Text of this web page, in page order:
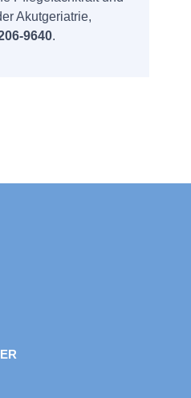
Akutgeriatrie,
9640.